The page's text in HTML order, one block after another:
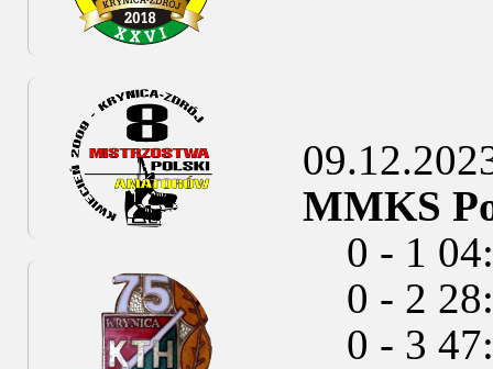
MMKS
0 - 1
0 - 2
0 - 3